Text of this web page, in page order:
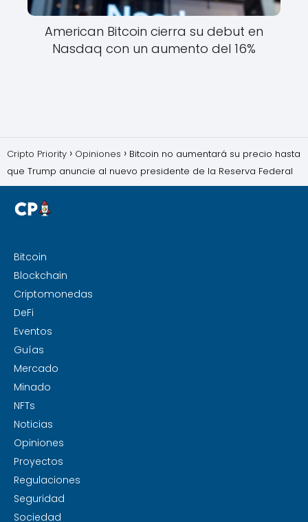
American Bitcoin cierra su debut en
Nasdaq con un aumento del 16%
Cripto Priority Opiniones
Bitcoin no aumentará su precio hasta
que Trump anuncie al nuevo presidente de la Reserva Federal
Bitcoin
Blockchain
Criptomonedas
DeFi
Eventos
Guías
Mercado
Minado
NFTs
Noticias
Opiniones
Proyectos
Regulaciones
Seguridad
Sociedad